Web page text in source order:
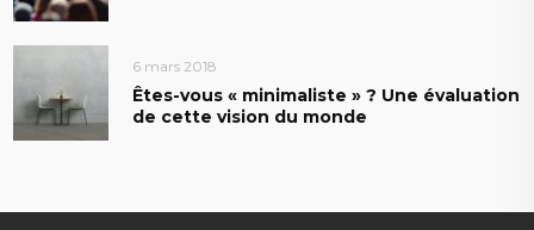
6 mars 2018
Êtes-vous « minimaliste » ? Une évaluation
de cette vision du monde